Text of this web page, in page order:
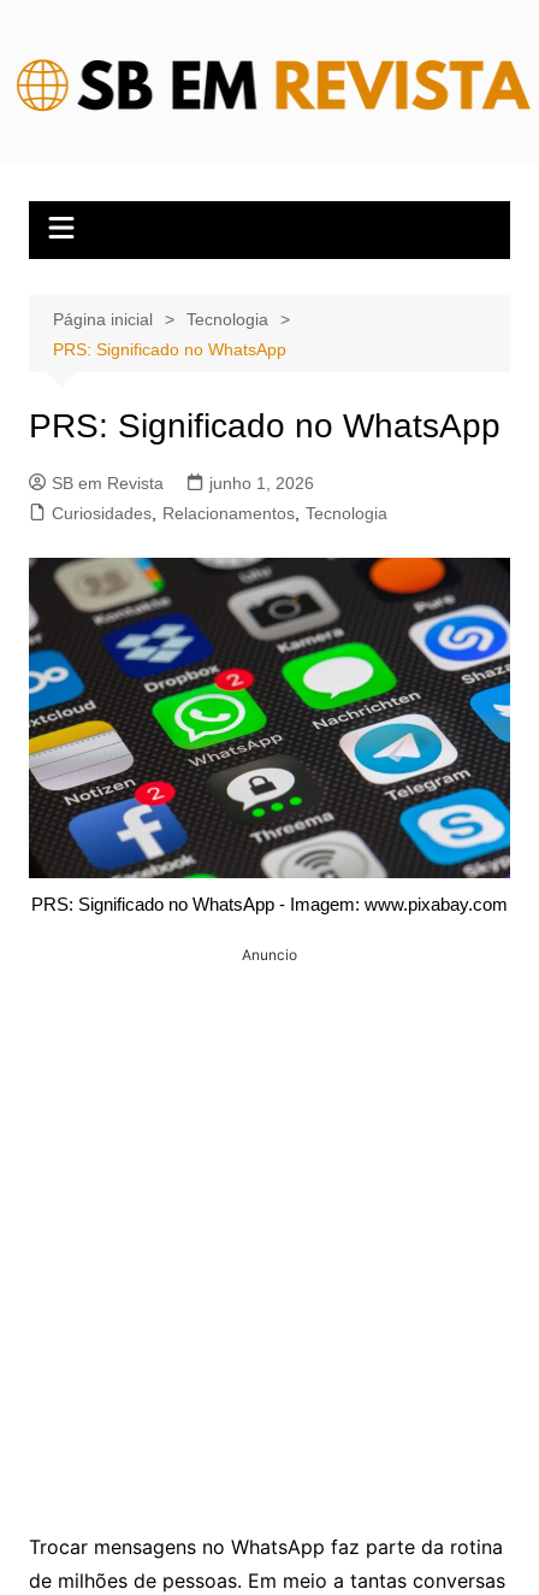
conteúdo
Página inicial
Tecnologia
PRS: Significado no WhatsApp
PRS: Significado no WhatsApp
SB em Revista
junho 1, 2026
Curiosidades, Relacionamentos, Tecnologia
PRS: Significado no WhatsApp - Imagem: www.pixabay.com
Anuncio
Trocar mensagens no WhatsApp faz parte da rotina
de milhões de pessoas. Em meio a tantas conversas